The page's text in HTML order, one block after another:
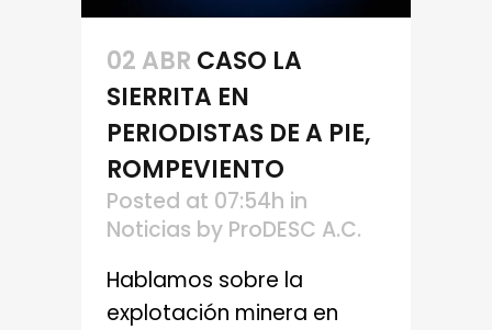
02 ABR CASO LA
SIERRITA EN
PERIODISTAS DE A PIE,
ROMPEVIENTO
Posted at 07:54h in
Noticias by ProDESC A.C.
Hablamos sobre la
explotación minera en